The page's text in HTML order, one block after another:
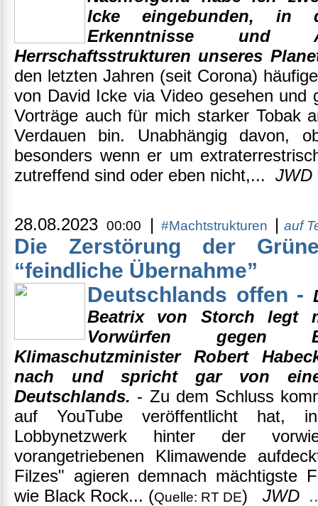
Icke eingebunden, in
Erkenntnisse und
Herrschaftsstrukturen unseres
den letzten Jahren (seit Corona)
von David Icke via Video gesehen und
Vorträge auch für mich starker Tobak
Verdauen bin. Unabhängig davon,
besonders wenn er um
zutreffend sind oder eben nicht,...
28.08.2023 00:00 | #Machtstrukturen | auf
Die Zerstörung der
“feindliche Übernahme”
Deutschlands offen -
Beatrix von Storch legt
Vorwürfen gegen
Klimaschutzminister Robert
nach und spricht gar von
Deutschlands. - Zu dem Schluss
auf YouTube veröffentlicht hat,
Lobbynetzwerk hinter der
vorangetriebenen Klimawende
Filzes" agieren demnach mächtigste
wie Black Rock... (Quelle: RT DE) JWD